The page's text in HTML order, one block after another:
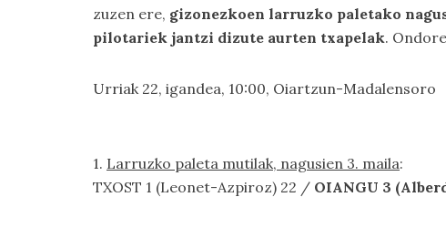
zuzen ere, gizonezkoen larruzko paletako
pilotariek jantzi dizute aurten txapelak.
Urriak 22, igandea, 10:00, Oiartzun-Madalensoro
1. Larruzko paleta mutilak, nagusien 3. maila:
TXOST 1 (Leonet-Azpiroz) 22 / OIANGU 3